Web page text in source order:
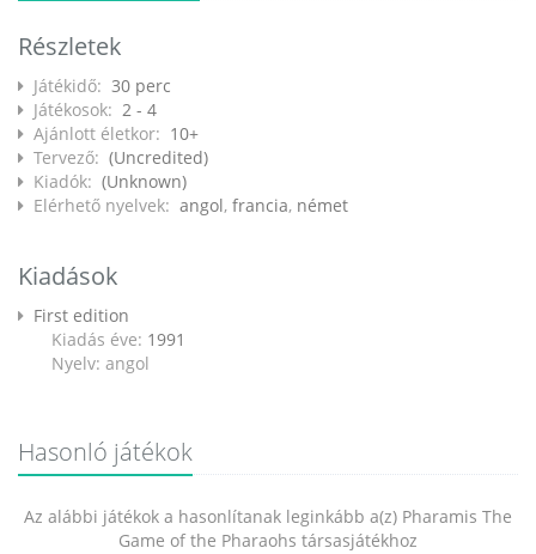
Részletek
Játékidő: 30 perc
Játékosok: 2 - 4
Ajánlott életkor: 10+
Tervező: (Uncredited)
Kiadók: (Unknown)
Elérhető nyelvek: angol, francia, német
Kiadások
First edition
Kiadás éve: 1991
Nyelv: angol
Hasonló játékok
Az alábbi játékok a hasonlítanak leginkább a(z) Pharamis The
Game of the Pharaohs társasjátékhoz